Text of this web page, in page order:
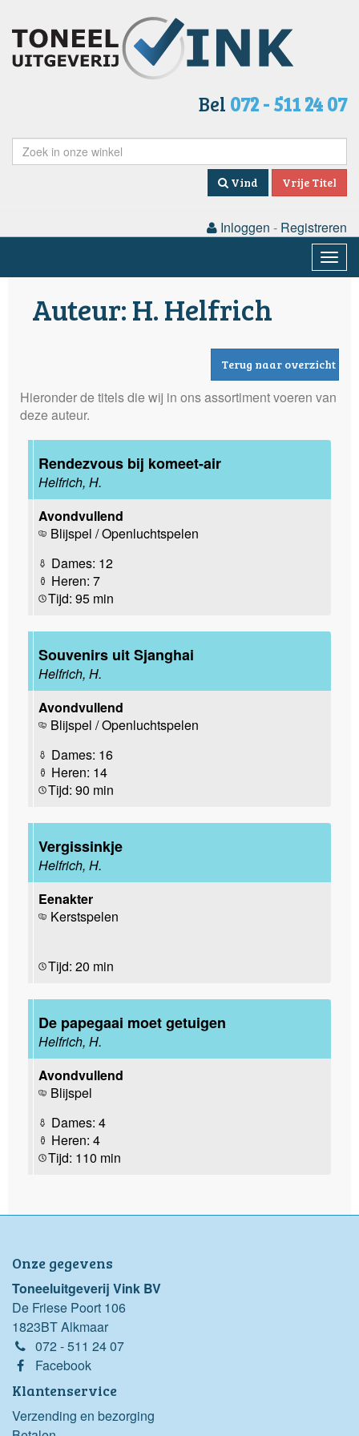
Bel 072 - 511 24 07
Vind Vrije Titel
Inloggen - Registreren
Auteur: H. Helfrich
Terug naar overzicht
Hieronder de titels die wij in ons assortiment voeren van
deze auteur.
Rendezvous bij komeet-air
Helfrich, H.
Avondvullend
Blijspel / Openluchtspelen
Dames: 12
Heren: 7
Tijd: 95 min
Souvenirs uit Sjanghai
Helfrich, H.
Avondvullend
Blijspel / Openluchtspelen
Dames: 16
Heren: 14
Tijd: 90 min
Vergissinkje
Helfrich, H.
Eenakter
Kerstspelen
Tijd: 20 min
De papegaai moet getuigen
Helfrich, H.
Avondvullend
Blijspel
Dames: 4
Heren: 4
Tijd: 110 min
Onze gegevens
Toneeluitgeverij Vink BV
De Friese Poort 106
1823BT Alkmaar
072 - 511 24 07
Facebook
Klantenservice
Verzending en bezorging